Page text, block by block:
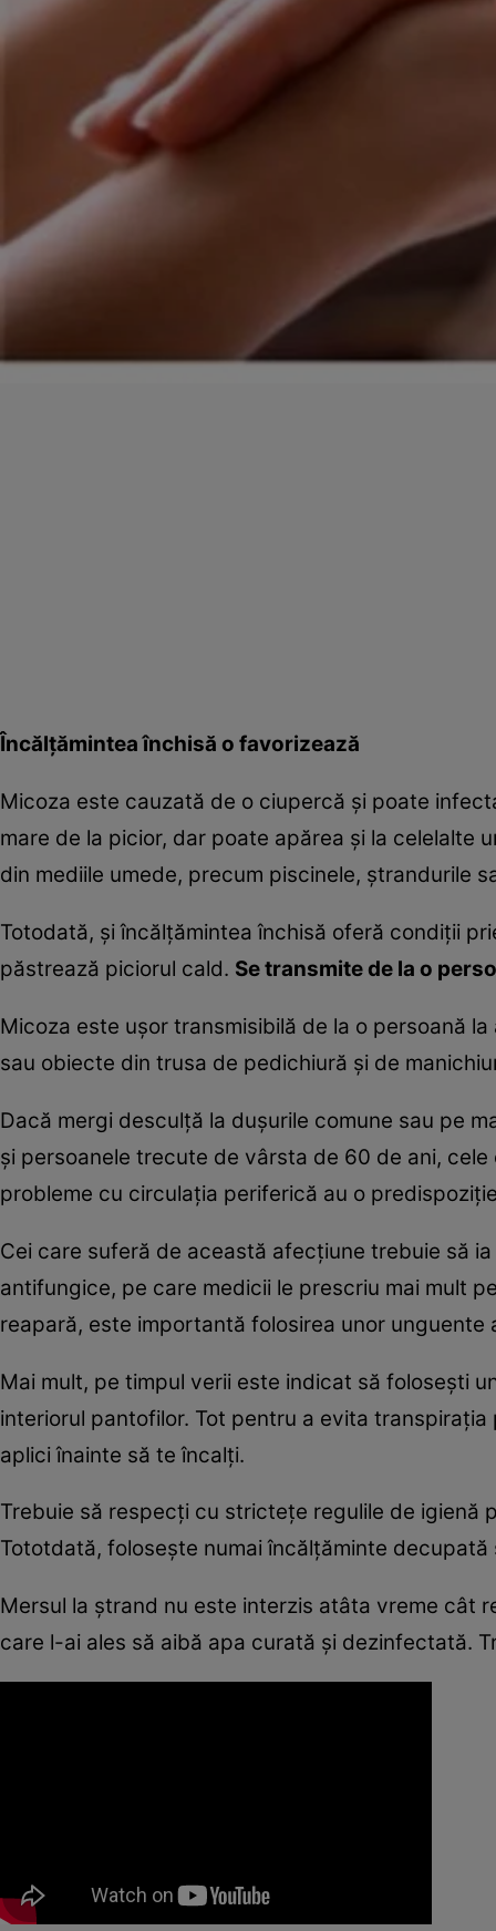
Încălţămintea închisă o favorizează
Micoza este cauzată de o ciupercă şi poate
mare de la picior, dar poate apărea şi la celelalte
din mediile umede, precum piscinele, ştrandurile
Totodată, şi încălţămintea închisă oferă condiţii
păstrează piciorul cald. Se transmite de la o
Micoza este uşor transmisibilă de la o persoană
sau obiecte din trusa de pedichiură şi de
Dacă mergi desculţă la duşurile comune sau pe
şi persoanele trecute de vârsta de 60 de ani,
probleme cu circulaţia periferică au o
Cei care suferă de această afecţiune trebuie să
antifungice, pe care medicii le prescriu mai mult
reapară, este importantă folosirea unor unguente
Mai mult, pe timpul verii este indicat să foloseşti
interiorul pantofilor. Tot pentru a evita
aplici înainte să te încalţi.
Trebuie să respecţi cu stricteţe regulile de igienă
Tototdată, foloseşte numai încălţăminte
Mersul la ştrand nu este interzis atâta vreme cât
care l-ai ales să aibă apa curată şi dezinfectată.